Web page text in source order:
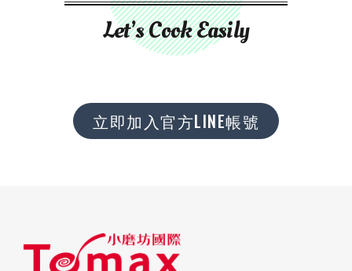
Let’s Cook Easily
立即加入官方LINE帳號